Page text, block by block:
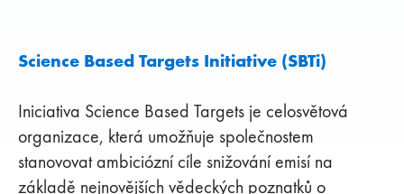
Science Based Targets Initiative (SBTi)
Iniciativa Science Based Targets je celosvětová
organizace, která umožňuje společnostem
stanovovat ambiciózní cíle snižování emisí na
základě nejnovějších vědeckých poznatků o